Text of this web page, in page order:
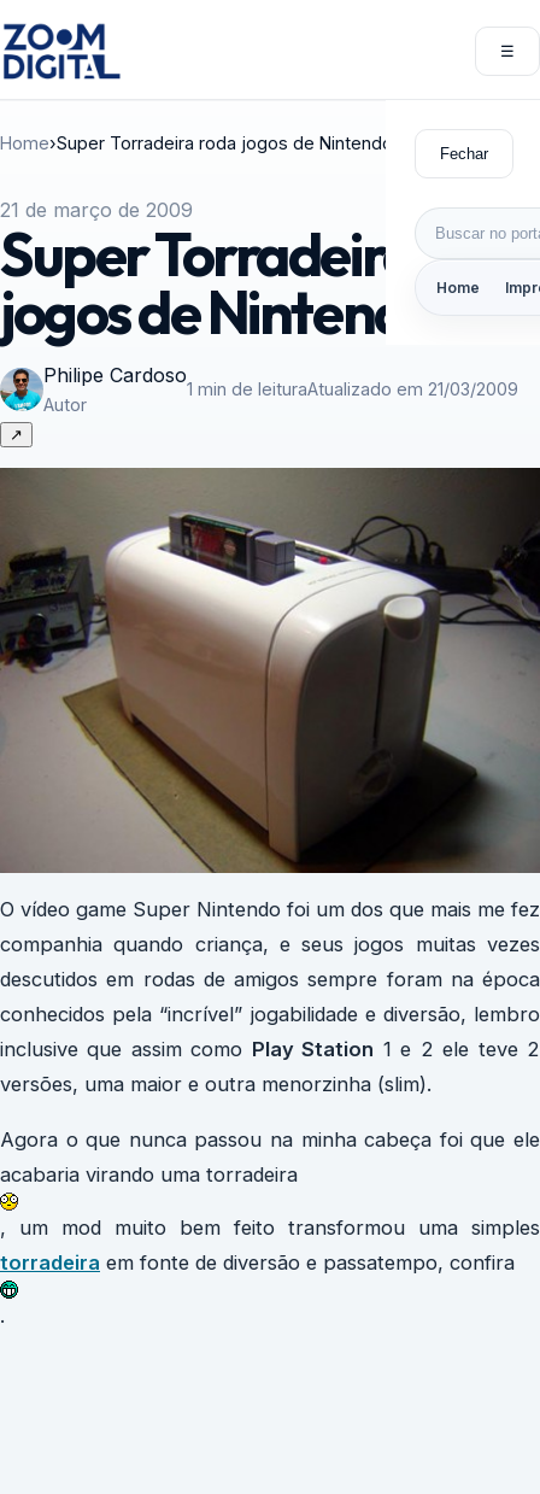
☰
Fechar
Buscar por:
Home
Home›Super Torradeira roda jogos de Nintendo
21 de março de 2009
Super Torradeira roda
jogos de Nintendo
Philipe Cardoso
Autor
1 min de leituraAtualizado em 21/03/2009
↗
O vídeo game Super Nintendo foi um dos que mais me fez
companhia quando criança, e seus jogos muitas vezes
descutidos em rodas de amigos sempre foram na época
conhecidos pela “incrível” jogabilidade e diversão, lembro
inclusive que assim como Play Station 1 e 2 ele teve 2
versões, uma maior e outra menorzinha (slim).
Agora o que nunca passou na minha cabeça foi que ele
acabaria virando uma torradeira
, um mod muito bem feito transformou uma simples
torradeira em fonte de diversão e passatempo, confira
.